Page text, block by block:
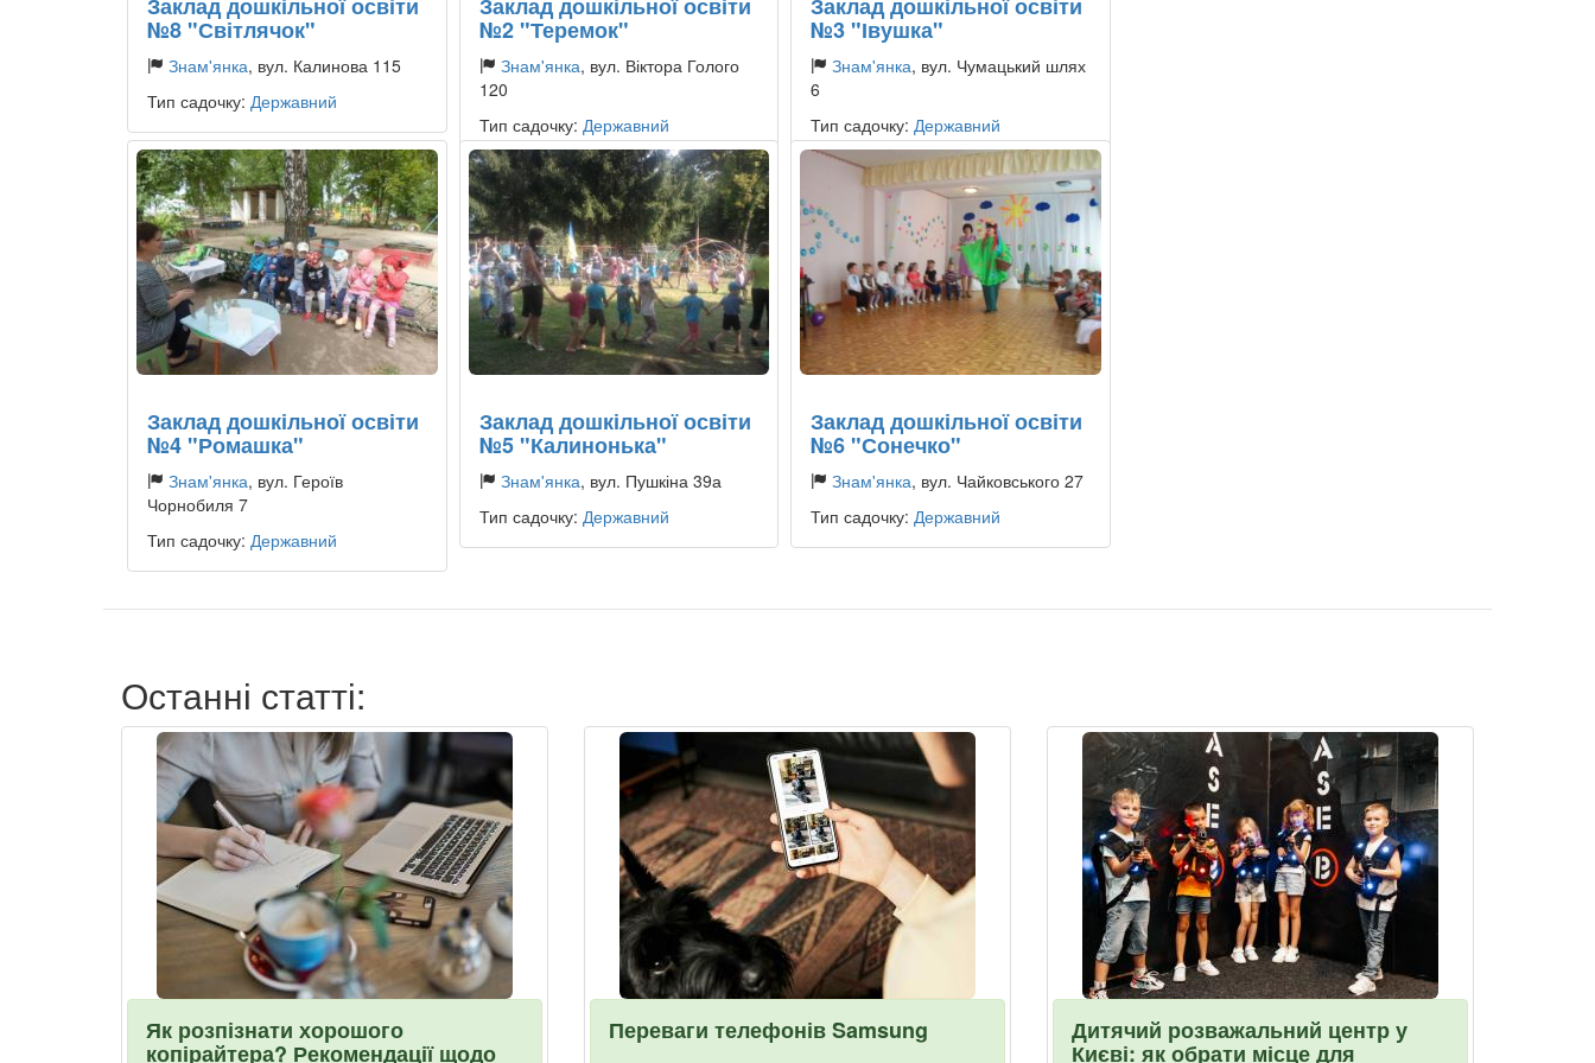
Заклад дошкільної освіти
№8 "Світлячок"
Знам'янка, вул. Калинова 115
Тип садочку: Державний
Заклад дошкільної освіти
№2 "Теремок"
Знам'янка, вул. Віктора Голого
120
Тип садочку: Державний
Заклад дошкільної освіти
№3 "Івушка"
Знам'янка, вул. Чумацький шлях
6
Тип садочку:Державний
Заклад дошкільної освіти
№4 "Ромашка"
Знам'янка, вул. Героїв
Чорнобиля 7
Тип садочку: Державний
Заклад дошкільної освіти
№5 "Калинонька"
Знам'янка, вул. Пушкіна 39а
Тип садочку: Державний
Заклад дошкільної освіти
№6 "Сонечко"
Знам'янка, вул. Чайковського 27
Тип садочку:Державний
Останні статті:
Як розпізнати хорошого
копірайтера? Рекомендації щодо
Переваги телефонів Samsung Дитячий розважальний центр у
Києві: як обрати місце для